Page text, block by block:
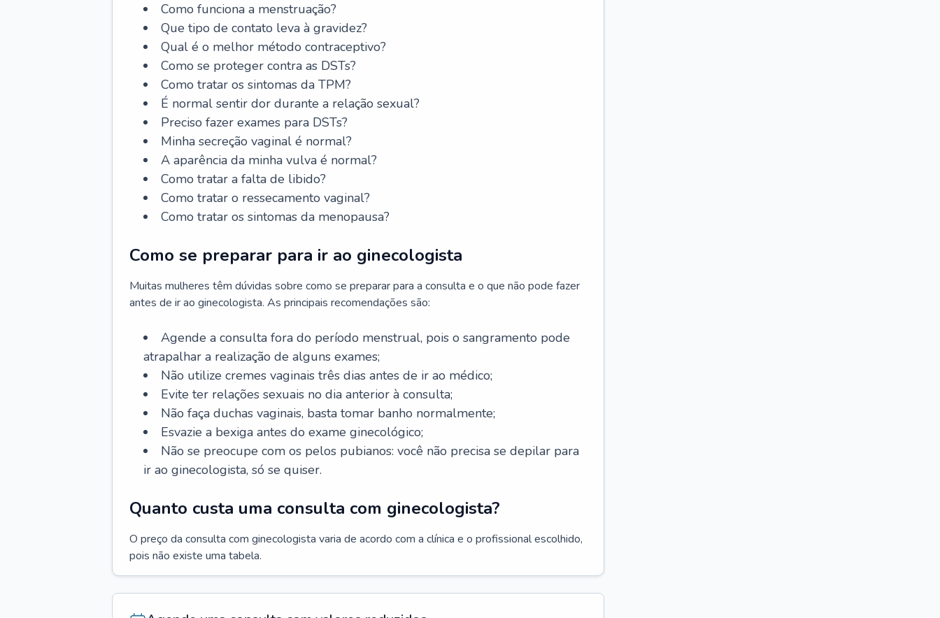
Como funciona a menstruação?
Que tipo de contato leva à gravidez?
Qual é o melhor método contraceptivo?
Como se proteger contra as DSTs?
Como tratar os sintomas da TPM?
É normal sentir dor durante a relação sexual?
Preciso fazer exames para DSTs?
Minha secreção vaginal é normal?
A aparência da minha vulva é normal?
Como tratar a falta de libido?
Como tratar o ressecamento vaginal?
Como tratar os sintomas da menopausa?
Como se preparar para ir ao ginecologista
Muitas mulheres têm dúvidas sobre como se preparar para a consulta e o que não pode fazer
antes de ir ao ginecologista. As principais recomendações são:
Agende a consulta fora do período menstrual, pois o sangramento pode
atrapalhar a realização de alguns exames;
Não utilize cremes vaginais três dias antes de ir ao médico;
Evite ter relações sexuais no dia anterior à consulta;
Não faça duchas vaginais, basta tomar banho normalmente;
Esvazie a bexiga antes do exame ginecológico;
Não se preocupe com os pelos pubianos: você não precisa se depilar para
ir ao ginecologista, só se quiser.
Quanto custa uma consulta com ginecologista?
O preço da consulta com ginecologista varia de acordo com a clínica e o profissional escolhido,
pois não existe uma tabela.